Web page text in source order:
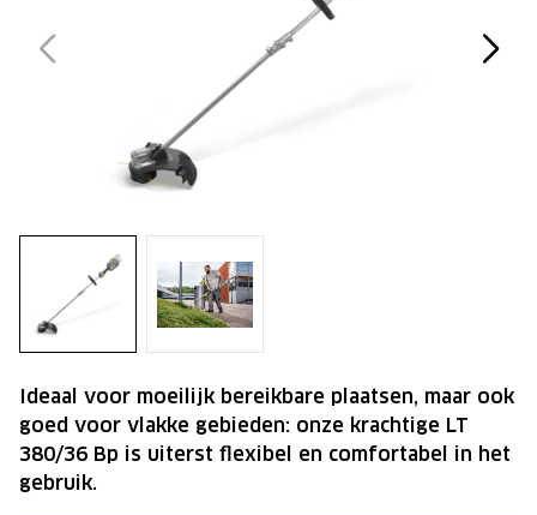
Ideaal voor moeilijk bereikbare plaatsen, maar ook
goed voor vlakke gebieden: onze krachtige LT
380/36 Bp is uiterst flexibel en comfortabel in het
gebruik.